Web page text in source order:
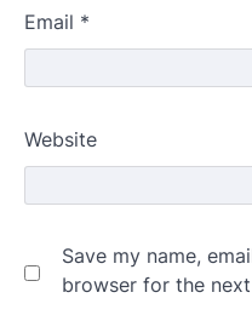
Email *
Website
Save my name,
browser for the